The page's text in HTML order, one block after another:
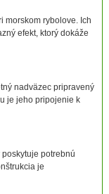
morskom rybolove. Ich
efekt, ktorý dokáže
nadväzec pripravený
je jeho pripojenie k
potrebnú
je